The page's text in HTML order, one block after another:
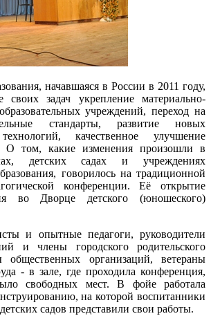
начавшаяся в России в 2011 году,
своих задач укрепление материально-
учреждений, переход на
стандарты, развитие новых
качественное улучшение
О том, какие изменения произошли в
детских садах и учреждениях
говорилось на традиционной
конференции. Её открытие
во Дворце детского (юношеского)
и опытные педагоги, руководители
и члены городского родительского
общественных организаций, ветераны
- в зале, где проходила конференция,
свободных мест. В фойе работала
на которой воспитанники
садов представили свои работы.